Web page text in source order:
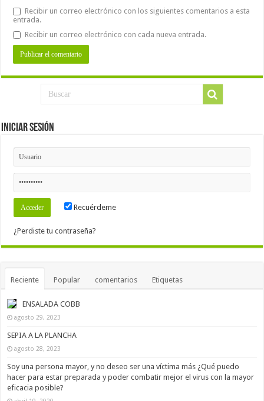
Recibir un correo electrónico con los siguientes comentarios a esta
entrada.
Recibir un correo electrónico con cada nueva entrada.
Iniciar Sesión
Recuérdeme
¿Perdiste tu contraseña?
Reciente Popular comentarios Etiquetas
ENSALADA COBB
agosto 29, 2023
SEPIA A LA PLANCHA
agosto 28, 2023
Soy una persona mayor, y no deseo ser una víctima más ¿Qué puedo
hacer para estar preparada y poder combatir mejor el virus con la mayor
eficacia posible?